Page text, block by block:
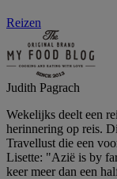
Reizen
Judith Pagrach
Wekelijks deelt een
herinnering op reis.
Travellust die een
Lisette: "Azië is by
keer meer dan een